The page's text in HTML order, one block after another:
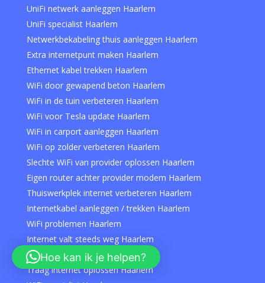
UniFi netwerk aanleggen Haarlem
UniFi specialist Haarlem
Netwerkbekabeling thuis aanleggen Haarlem
Extra internetpunt maken Haarlem
Ethernet kabel trekken Haarlem
WiFi door gewapend beton Haarlem
WiFi in de tuin verbeteren Haarlem
WiFi voor Tesla update Haarlem
WiFi in carport aanleggen Haarlem
WiFi op zolder verbeteren Haarlem
Slechte WiFi van provider oplossen Haarlem
Eigen router achter provider modem Haarlem
Thuiswerkplek internet verbeteren Haarlem
Internetkabel aanleggen / trekken Haarlem
WiFi problemen Haarlem
Internet valt steeds weg Haarlem
WiFi herstellen Haarlem
Traag internet oplossen Haarlem
Hoe kan ik je helpen?